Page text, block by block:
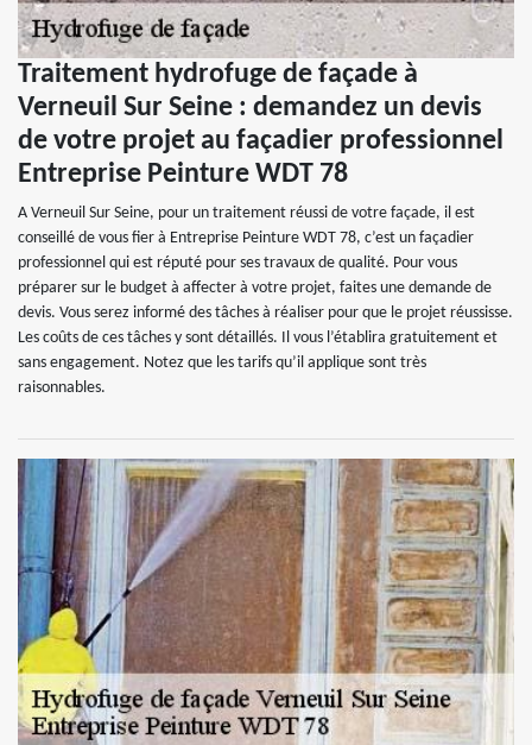
Traitement hydrofuge de façade à
Verneuil Sur Seine : demandez un devis
de votre projet au façadier professionnel
Entreprise Peinture WDT 78
A Verneuil Sur Seine, pour un traitement réussi de votre façade, il est
conseillé de vous fier à Entreprise Peinture WDT 78, c’est un façadier
professionnel qui est réputé pour ses travaux de qualité. Pour vous
préparer sur le budget à affecter à votre projet, faites une demande de
devis. Vous serez informé des tâches à réaliser pour que le projet réussisse.
Les coûts de ces tâches y sont détaillés. Il vous l’établira gratuitement et
sans engagement. Notez que les tarifs qu’il applique sont très
raisonnables.